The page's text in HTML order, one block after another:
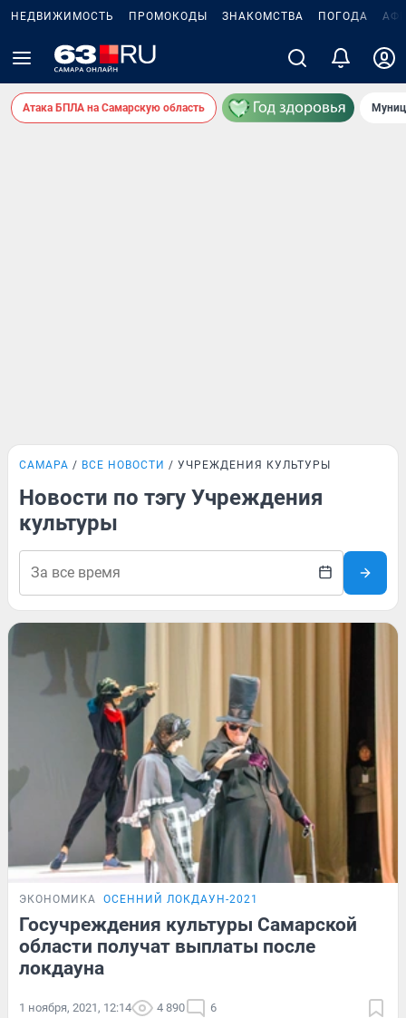
НЕДВИЖИМОСТЬ ПРОМОКОДЫ ЗНАКОМСТВА ПОГОДА
Атака БПЛА на Самарскую область
САМАРА ВСЕ НОВОСТИ УЧРЕЖДЕНИЯ КУЛЬТУРЫ
Новости по тэгу Учреждения
культуры
ЭКОНОМИКА ОСЕННИЙ ЛОКДАУН-2021
Госучреждения культуры Самарской
области получат выплаты после
локдауна
1 ноября, 2021, 12:14 4 890 6